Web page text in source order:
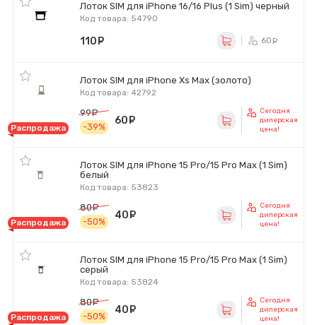
Лоток SIM для iPhone 16/16 Plus (1 Sim) черный
Код товара: 54790
110 60
Лоток SIM для iPhone Xs Max (золото)
Код товара: 42792
Распродажа
99
руб.
-39%
60
Сегодня
дилерская
цена!
Лоток SIM для iPhone 15 Pro/15 Pro Max (1 Sim)
белый
Код товара: 53823
Распродажа
80
руб.
-50%
40
Сегодня
дилерская
цена!
Лоток SIM для iPhone 15 Pro/15 Pro Max (1 Sim)
серый
Код товара: 53824
Распродажа
80
руб.
-50%
40
Сегодня
дилерская
цена!